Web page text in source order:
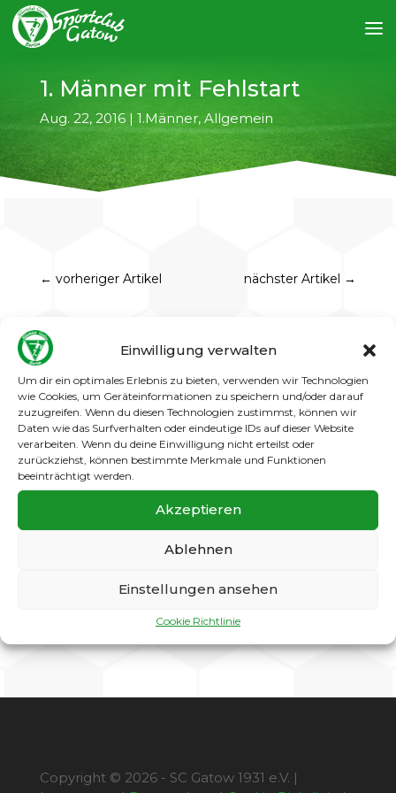
Einwilligung verwalten
Um dir ein optimales Erlebnis zu bieten, verwenden wir Technologien
wie Cookies, um Geräteinformationen zu speichern und/oder darauf
zuzugreifen. Wenn du diesen Technologien zustimmst, können wir
Daten wie das Surfverhalten oder eindeutige IDs auf dieser Website
verarbeiten. Wenn du deine Einwilligung nicht erteilst oder
zurückziehst, können bestimmte Merkmale und Funktionen
beeinträchtigt werden.
Akzeptieren
Ablehnen
Einstellungen ansehen
Cookie Richtlinie
1. Männer mit Fehlstart
Aug. 22, 2016| 1.Männer, Allgemein
← vorheriger Artikel nächster Artikel →
gegen den hoch gehandelten Staffelfavoriten
Sparta Lichtenberg. Nach dem
Halbzeitrückstand von 0:2 kamen die Gatower
im zweiten Abschnitt deutlich besser ins Spiel
und es entwickelte sich eine Begegnung auf
Augenhöhe. Als den Hausherren in der 65.
Minute durch Thobbe Teschendorf dann der
Anschlusstreffer gelang, übernahmen die
drängten auf den Ausgleich. Doch im Stile
mit dem dritten Lichtenberger-Treffer den
zu Recht als absoluter Meisterschaftsanwärter
Copyright © 2026 - SC Gatow 1931 e.V. |